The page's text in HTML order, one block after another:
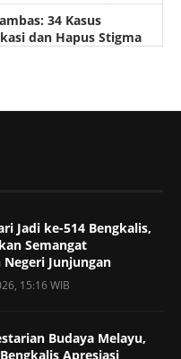
34 Kasus
dan Hapus Stigma
Jadi ke-514 Bengkalis,
Semangat
Junjungan
15:16 WIB
Budaya Melayu,
Apresiasi